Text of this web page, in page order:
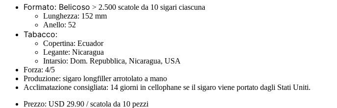
Formato: Belicoso > 2.500 scatole da 10 sigari ciascuna
Lunghezza: 152 mm
Anello: 52
Tabacco:
Copertina: Ecuador
Legante: Nicaragua
Intarsio: Dom. Repubblica, Nicaragua, USA
Forza: 4/5
Produzione: sigaro longfiller arrotolato a mano
Acclimatazione consigliata: 14 giorni in cellophane se il sigaro viene portato dagli Stati Uniti.
Prezzo: USD 29.90 / scatola da 10 pezzi